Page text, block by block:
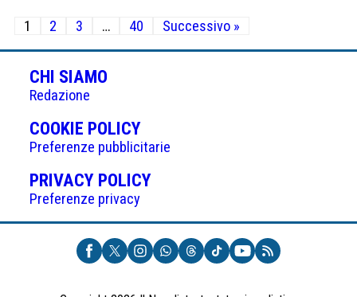
Paginazione
degli
articoli
1 2 3 … 40 Successivo »
CHI SIAMO
Redazione
COOKIE POLICY(APRE
IN
UNA
NUOVA
Preferenze pubblicitarie
PRIVACY POLICY(APRE
UNA
NUOVA
SCHEDA)
Preferenze privacy